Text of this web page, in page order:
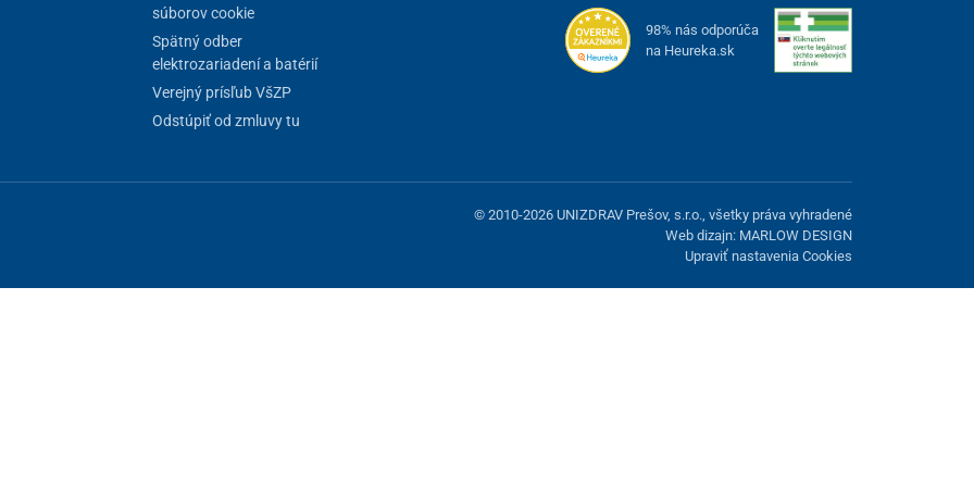
súborov cookie
Spätný odber
elektrozariadení a batérií
Verejný prísľub VšZP
Odstúpiť od zmluvy tu
98% nás odporúča
na Heureka.sk
© 2010-2026 UNIZDRAV Prešov, s.r.o., všetky práva vyhradené
Web dizajn: MARLOW DESIGN
Upraviť nastavenia Cookies